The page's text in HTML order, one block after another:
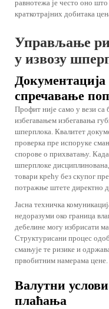
равнотежа је често оно
краткотрајних добитака
Управљање
у извозу
Документација
спречавање
Профит није само у вези са
избегавањем избегавања
шперплока. Квалитет
проверка пре испоруке
спорове о прихватању.
шперплоке
товари крећу без скупог
потражње штете директно
Јасна техничка
недоразуми око граница
дебелине могу избрисати
Структурисани процес
смањује те ризике и
првобитним намерама цене.
Валутни
плаћања